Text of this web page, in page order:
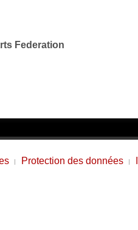
Federation
Protection des données